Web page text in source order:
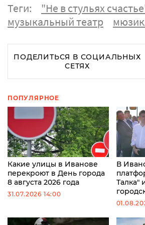
Теги: "Не в стульях
музыкальный театр
ПОДЕЛИТЬСЯ В СОЦИАЛЬНЫХ
СЕТЯХ
ПОПУЛЯРНОЕ
Какие улицы в Иванове
перекроют в День города
8 августа 2026 года
31.07.2026 14:00
В
Талка"